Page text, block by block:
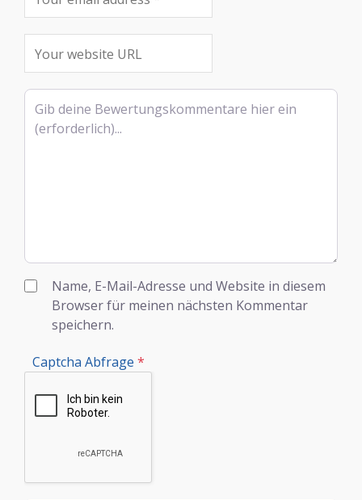
Rezensionstext
Name, E-Mail-Adresse und Website in diesem
Browser für meinen nächsten Kommentar
speichern.
Captcha Abfrage *